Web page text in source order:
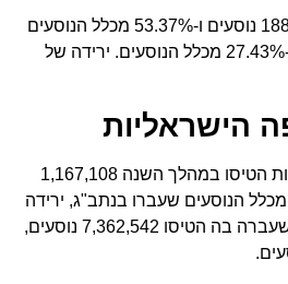
ישראייר מובילה עם 188,068 נוסעים ו-53.37% מכלל הנוסעים
לעומת 215,579 נוסעים ו-27.43% מכלל הנוסעים. ירידה של
הישראליות
חברות התעופה הישראליות הטיסו במהלך השנה 1,167,108
המהווים 26.18% מכלל הנוסעים שעברו בנתב"ג, ירידה
של 84.14% לעומת שנה שעברה בה הטיסו 7,362,542 נוסעים,